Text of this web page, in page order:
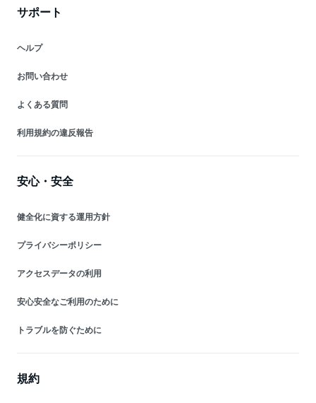
サポート
ヘルプ
お問い合わせ
よくある質問
利用規約の違反報告
安心・安全
健全化に資する運用方針
プライバシーポリシー
アクセスデータの利用
安心安全なご利用のために
トラブルを防ぐために
規約